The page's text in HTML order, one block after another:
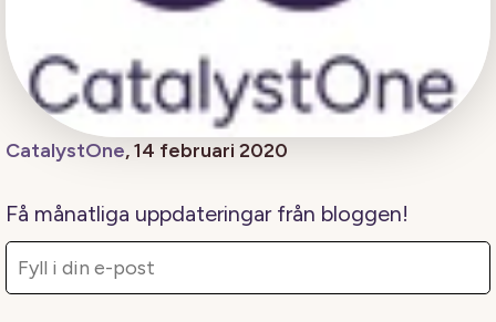
CatalystOne, 14 februari 2020
Få månatliga uppdateringar från bloggen!